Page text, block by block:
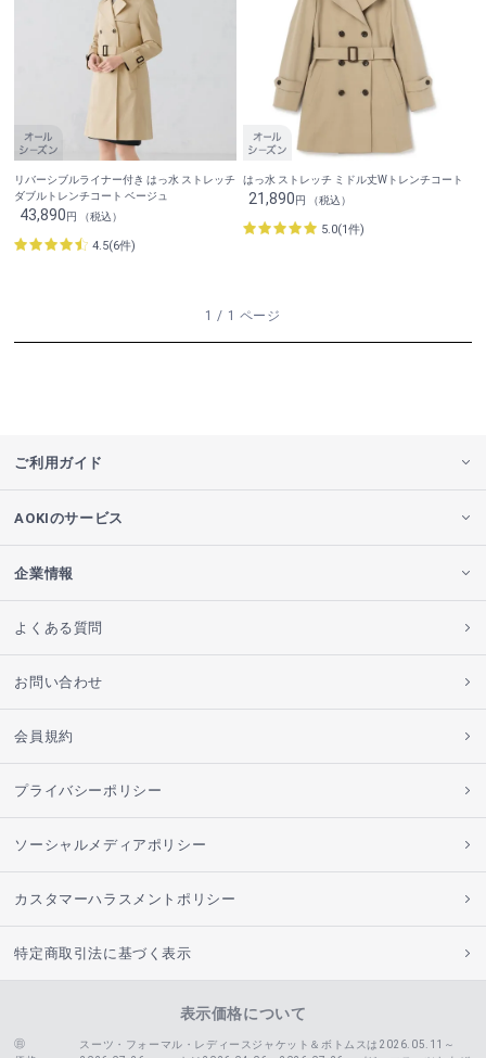
リバーシブルライナー付き はっ水 ストレッチ
ダブルトレンチコート ベージュ
43,890円 （税込）
4.5(6件)
はっ水 ストレッチ ミドル丈Wトレンチコート
21,890円 （税込）
5.0(1件)
1 / 1 ページ
ご利用ガイド
AOKIのサービス
企業情報
よくある質問
お問い合わせ
会員規約
プライバシーポリシー
ソーシャルメディアポリシー
カスタマーハラスメントポリシー
特定商取引法に基づく表示
表示価格について
スーツ・フォーマル・レディースジャケット＆ボトムスは2026.05.11～